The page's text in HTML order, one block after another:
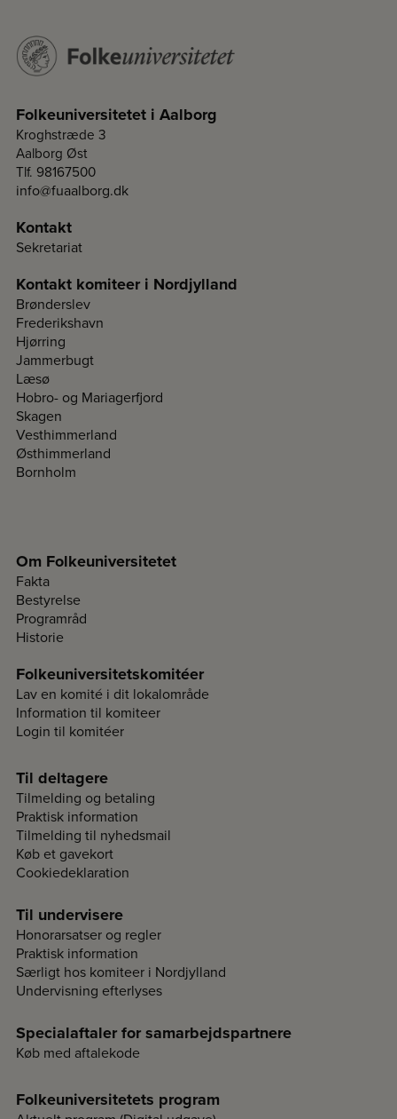
Folkeuniversitetet i Aalborg
Kroghstræde 3
Aalborg Øst
Tlf. 98167500
info@fuaalborg.dk
Kontakt
Sekretariat
Kontakt komiteer i Nordjylland
Brønderslev
Frederikshavn
Hjørring
Jammerbugt
Læsø
Hobro- og Mariagerfjord
Skagen
Vesthimmerland
Østhimmerland
Bornholm
Om Folkeuniversitetet
Fakta
Bestyrelse
Programråd
Historie
Folkeuniversitetskomitéer
Lav en komité i dit lokalområde
Information til komiteer
Login til komitéer
Til deltagere
Tilmelding og betaling
Praktisk information
Tilmelding til nyhedsmail
Køb et gavekort
Cookiedeklaration
Til undervisere
Honorarsatser og regler
Praktisk information
Særligt hos komiteer i Nordjylland
Undervisning efterlyses
Specialaftaler for samarbejdspartnere
Køb med aftalekode
Folkeuniversitetets program